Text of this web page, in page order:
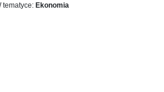
tematyce:Ekonomia